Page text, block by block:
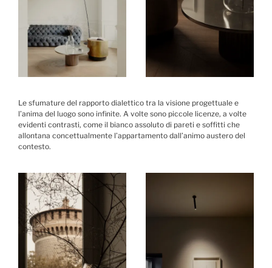
Le sfumature del rapporto dialettico tra la visione progettuale e
l’anima del luogo sono infinite. A volte sono piccole licenze, a volte
evidenti contrasti, come il bianco assoluto di pareti e soffitti che
allontana concettualmente l’appartamento dall’animo austero del
contesto.